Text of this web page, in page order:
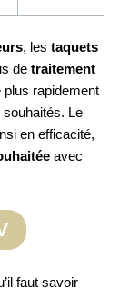
, les taquets
de traitement
plus rapidement
souhaités. Le
en efficacité,
avec
faut savoir